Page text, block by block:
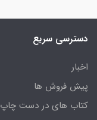
دسترسی سریع
اخبار
پیش فروش ها
کتاب های در دست چاپ